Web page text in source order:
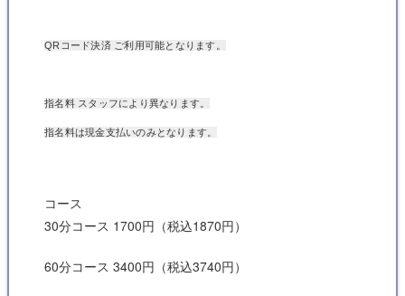
QRコード決済 ご利用可能となります。
指名料 スタッフにより異なります。
指名料は現金支払いのみとなります。
コース
30分コース 1700円（税込1870円）
60分コース 3400円（税込3740円）